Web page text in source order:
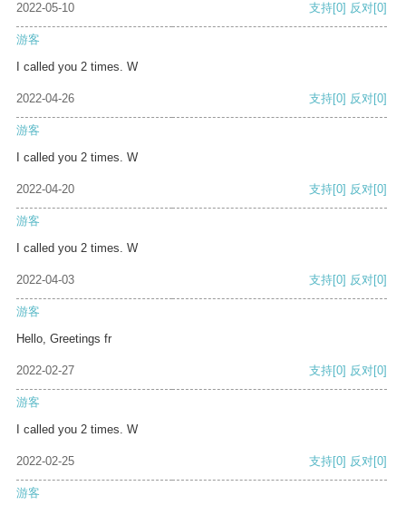
2022-05-10 支持[0] 反对[0]
游客
I called you 2 times. W
2022-04-26 支持[0] 反对[0]
游客
I called you 2 times. W
2022-04-20 支持[0] 反对[0]
游客
I called you 2 times. W
2022-04-03 支持[0] 反对[0]
游客
Hello, Greetings fr
2022-02-27 支持[0] 反对[0]
游客
I called you 2 times. W
2022-02-25 支持[0] 反对[0]
游客